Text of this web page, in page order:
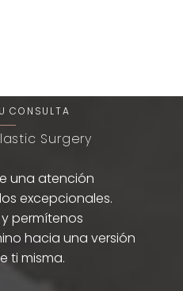
CONSULTA
Surgery
una atención
excepcionales.
permítenos
hacia una versión
ti misma.